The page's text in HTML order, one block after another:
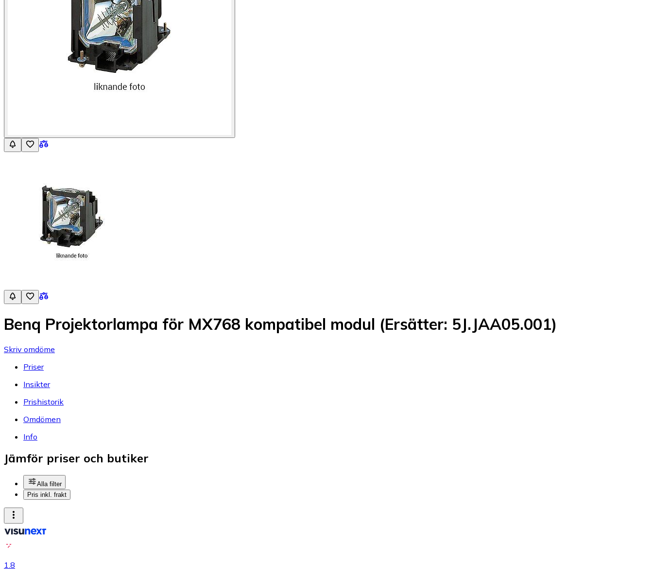
Benq Projektorlampa för MX768 kompatibel modul (Ersätter: 5J.JAA05.001)
Skriv omdöme
Priser
Insikter
Prishistorik
Omdömen
Info
Jämför priser och butiker
Alla filter
Pris inkl. frakt
1.8